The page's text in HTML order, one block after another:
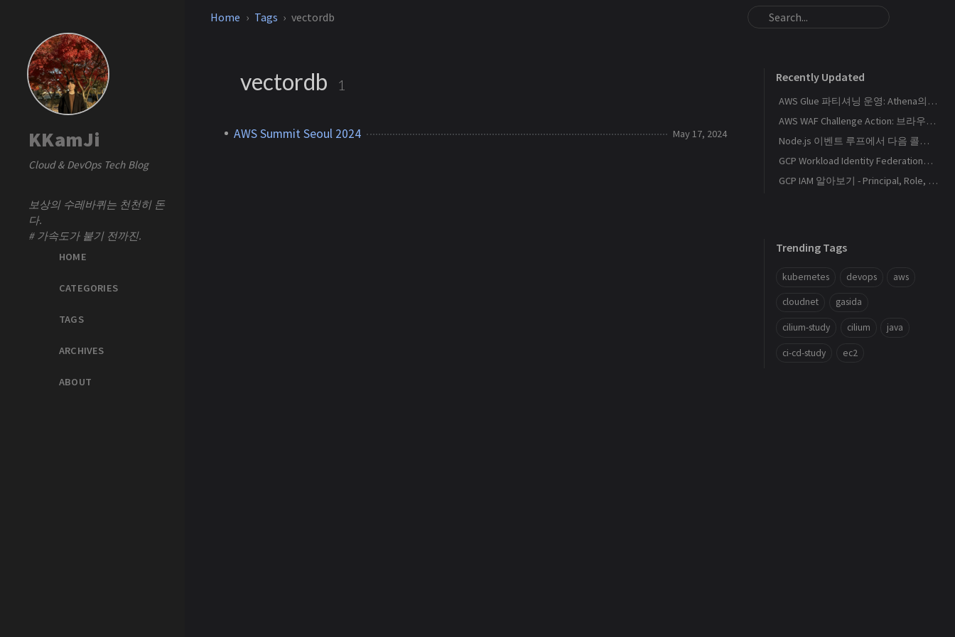
KKamJi
Cloud & DevOps Tech Blog
보상의 수레바퀴는 천천히 돈
다.
# 가속도가 붙기 전까진.
HOME
CATEGORIES
TAGS
ARCHIVES
ABOUT
Home Tags vectordb
vectordb 1
AWS Summit Seoul 2024 May 17, 2024
Recently Updated
AWS Glue 파티셔닝 운영: Athena의 S3 스캔량을 줄이는 Catalog와 Projection 설계
AWS WAF Challenge Action: 브라우저 토큰과 SPA 요청 경계를 이해하기
Node.js 이벤트 루프에서 다음 콜백이 실행되는 순서
GCP Workload Identity Federation으로 외부 워크로드에 키 없이 권한 부여하기
GCP IAM 알아보기 - Principal, Role, Policy, Service Account
Trending Tags
kubernetes devops aws
cloudnet gasida
cilium-study cilium java
ci-cd-study ec2